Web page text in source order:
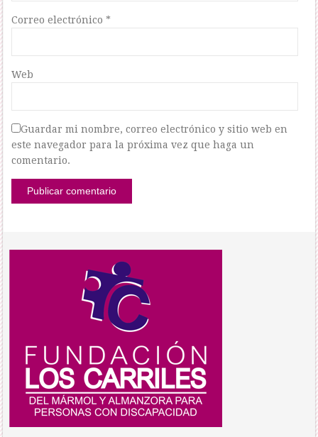
Correo electrónico*
Web
Guardar mi nombre, correo electrónico y sitio web en
este navegador para la próxima vez que haga un
comentario.